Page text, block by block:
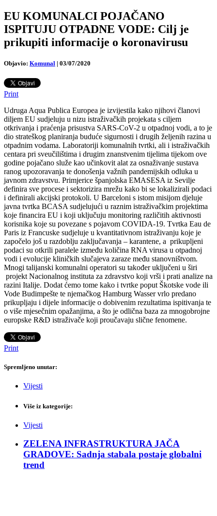
EU KOMUNALCI POJAČANO
ISPITUJU OTPADNE VODE: Cilj je
prikupiti informacije o koronavirusu
Objavio: Komunal | 03/07/2020
Print
Udruga Aqua Publica Europea je izvijestila kako njihovi članovi
diljem EU sudjeluju u nizu istraživačkih projekata s ciljem
otkrivanja i praćenja prisustva SARS-CoV-2 u otpadnoj vodi, a to je
dio strateškog planiranja buduće sigurnosti i drugih željenih razina u
otpadnim vodama. Laboratoriji komunalnih tvrtki, ali i istraživačkih
centara pri sveučilištima i drugim znanstvenim tijelima tijekom ove
godine pojačano služe kao učinkovit alat za osnaživanje sustava
ranog upozoravanja te donošenja važnih pandemijskih odluka u
javnom zdravstvu. Primjerice španjolska EMASESA iz Sevilje
definira sve procese i sektorizira mrežu kako bi se lokalizirali podaci
i definirali akcijski protokoli. U Barceloni s istom misijom djeluje
javna tvrtka BCASA sudjelujući u raznim istraživačkim projektima
koje financira EU i koji uključuju monitoring različitih aktivnosti
korisnika koje su povezane s pojavom COVIDA-19. Tvrtka Eau de
Paris iz Francuske sudjeluje u kvantitativnom istraživanju koje je
započelo još u razdoblju zaključavanja – karantene, a prikupljeni
podaci su otkrili paralele između količina RNA virusa u otpadnoj
vodi i evolucije kliničkih slučajeva zaraze među stanovništvom.
Mnogi talijanski komunalni operatori su također uključeni u širi
projekt Nacionalnog instituta za zdravstvo koji vrši i prati analize na
razini Italije. Dodat ćemo tome kako i tvrtke poput Škotske vode ili
Vode Budimpešte te njemačkog Hamburg Wasser vrlo predano
prikupljaju i dijele informacije o dobivenim rezultatima ispitivanja te
o više mjesečnim opažanjima, a što je odlična baza za mnogobrojne
europske R&D istraživače koji proučavaju slične fenomene.
Print
Spremljeno unutar:
Vijesti
Više iz kategorije:
Vijesti
ZELENA INFRASTRUKTURA JAČA
GRADOVE: Sadnja stabala postaje globalni
trend